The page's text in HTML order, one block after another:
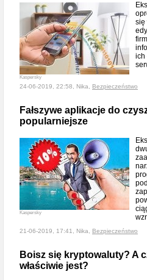
Kaspersky
się
ich
24-06-2019, 22:58, Nika, Bezpieczeństwo
Fałszywe aplikacje do
popularniejsze
Kaspersky
21-06-2019, 17:41, Nika, Bezpieczeństwo
Boisz się kryptowaluty? A
właściwie jest?